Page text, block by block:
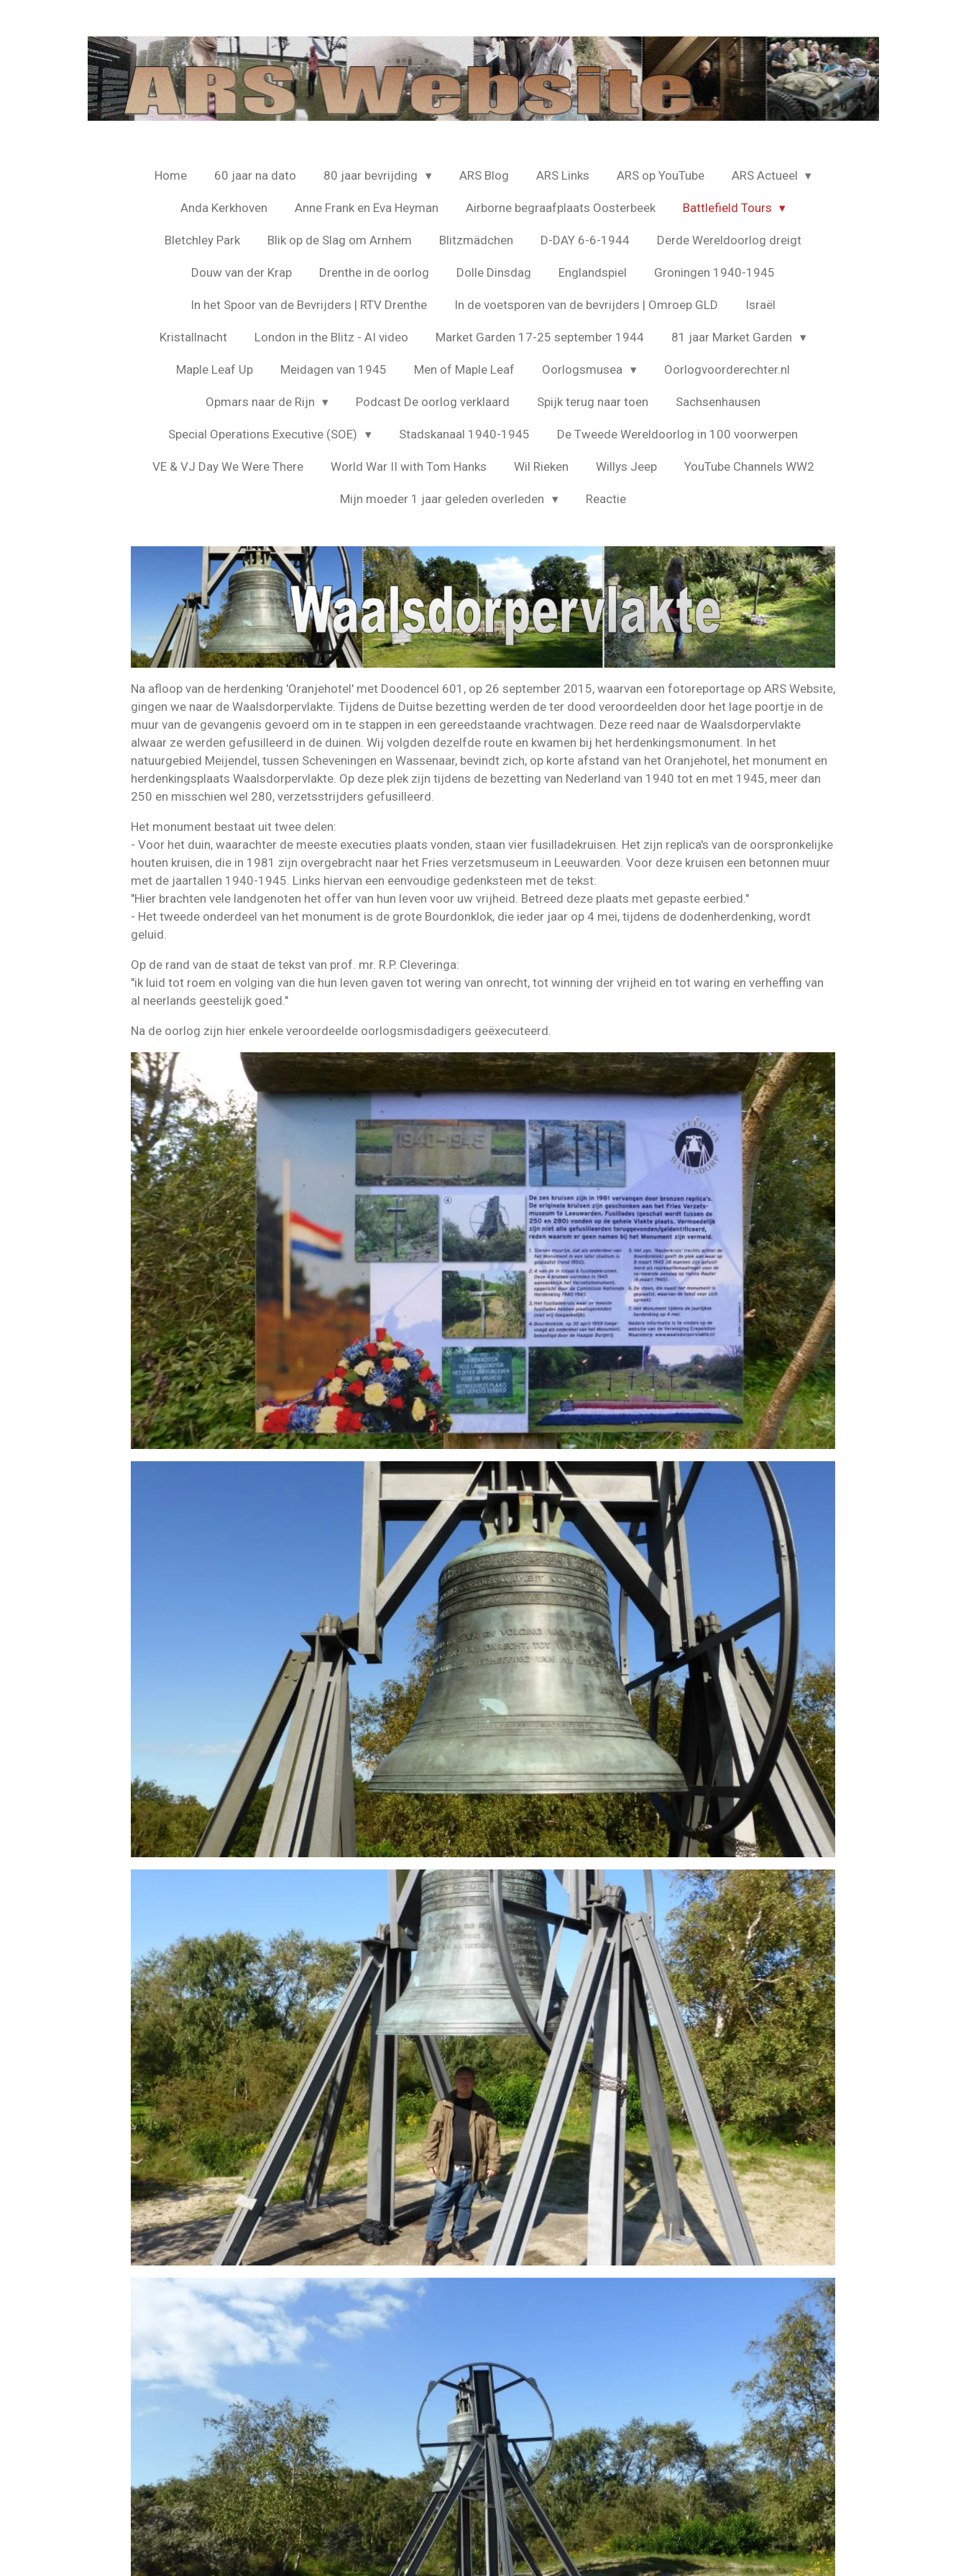
Home 60 jaar na dato 80 jaar bevrijding ARS Blog ARS Links ARS op YouTube ARS Actueel
Anda Kerkhoven Anne Frank en Eva Heyman Airborne begraafplaats Oosterbeek Battlefield Tours
Bletchley Park Blik op de Slag om Arnhem Blitzmädchen D-DAY 6-6-1944 Derde Wereldoorlog dreigt
Douw van der Krap Drenthe in de oorlog Dolle Dinsdag Englandspiel Groningen 1940-1945
In het Spoor van de Bevrijders | RTV Drenthe In de voetsporen van de bevrijders | Omroep GLD Israël
Kristallnacht London in the Blitz - AI video Market Garden 17-25 september 1944 81 jaar Market Garden
Maple Leaf Up Meidagen van 1945 Men of Maple Leaf Oorlogsmusea Oorlogvoorderechter.nl
Opmars naar de Rijn Podcast De oorlog verklaard Spijk terug naar toen Sachsenhausen
Special Operations Executive (SOE) Stadskanaal 1940-1945 De Tweede Wereldoorlog in 100 voorwerpen
VE & VJ Day We Were There World War II with Tom Hanks Wil Rieken Willys Jeep YouTube Channels WW2
Mijn moeder 1 jaar geleden overleden Reactie
Na afloop van de herdenking 'Oranjehotel' met Doodencel 601, op 26 september 2015, waarvan een fotoreportage op ARS Website,
gingen we naar de Waalsdorpervlakte. Tijdens de Duitse bezetting werden de ter dood veroordeelden door het lage poortje in de
muur van de gevangenis gevoerd om in te stappen in een gereedstaande vrachtwagen. Deze reed naar de Waalsdorpervlakte
alwaar ze werden gefusilleerd in de duinen. Wij volgden dezelfde route en kwamen bij het herdenkingsmonument. In het
natuurgebied Meijendel, tussen Scheveningen en Wassenaar, bevindt zich, op korte afstand van het Oranjehotel, het monument en
herdenkingsplaats Waalsdorpervlakte. Op deze plek zijn tijdens de bezetting van Nederland van 1940 tot en met 1945, meer dan
250 en misschien wel 280, verzetsstrijders gefusilleerd.
Het monument bestaat uit twee delen:
- Voor het duin, waarachter de meeste executies plaats vonden, staan vier fusilladekruisen. Het zijn replica's van de oorspronkelijke
houten kruisen, die in 1981 zijn overgebracht naar het Fries verzetsmuseum in Leeuwarden. Voor deze kruisen een betonnen muur
met de jaartallen 1940-1945. Links hiervan een eenvoudige gedenksteen met de tekst:
"Hier brachten vele landgenoten het offer van hun leven voor uw vrijheid. Betreed deze plaats met gepaste eerbied."
- Het tweede onderdeel van het monument is de grote Bourdonklok, die ieder jaar op 4 mei, tijdens de dodenherdenking, wordt
geluid.
Op de rand van de staat de tekst van prof. mr. R.P. Cleveringa:
"ik luid tot roem en volging van die hun leven gaven tot wering van onrecht, tot winning der vrijheid en tot waring en verheffing van
al neerlands geestelijk goed."
Na de oorlog zijn hier enkele veroordeelde oorlogsmisdadigers geëxecuteerd.